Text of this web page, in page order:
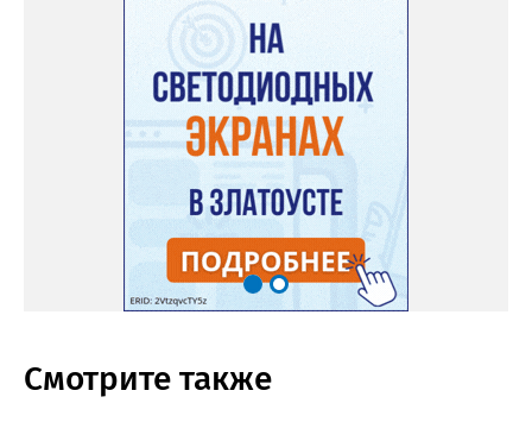
Смотрите также